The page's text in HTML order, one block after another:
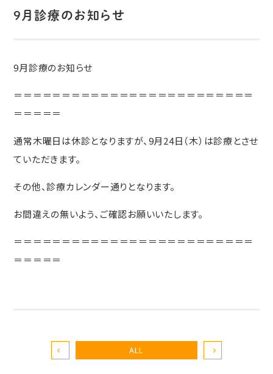
9月診療のお知らせ
9月診療のお知らせ
＝＝＝＝＝＝＝＝＝＝＝＝＝＝＝＝＝＝＝＝＝＝＝＝＝
＝＝＝＝＝
通常木曜日は休診となりますが、9月24日（木）は診療とさせ
ていただきます。
その他、診療カレンダー通りとなります。
お間違えの無いよう、ご確認お願いいたします。
＝＝＝＝＝＝＝＝＝＝＝＝＝＝＝＝＝＝＝＝＝＝＝＝＝
＝＝＝＝＝
ALL